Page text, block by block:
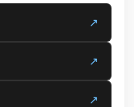
↗
↗
↗